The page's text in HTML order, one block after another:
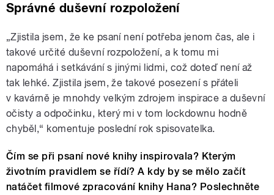
Správné duševní rozpoložení
„Zjistila jsem, že ke psaní není potřeba jenom čas, ale i
takové určité duševní rozpoložení, a k tomu mi
napomáhá i setkávání s jinými lidmi, což doteď není až
tak lehké. Zjistila jsem, že takové posezení s přáteli
v kavárně je mnohdy velkým zdrojem inspirace a duševní
očisty a odpočinku, který mi v tom lockdownu hodně
chyběl,“ komentuje poslední rok spisovatelka.
Čím se při psaní nové knihy inspirovala? Kterým
životním pravidlem se řídí? A kdy by se mělo začít
natáčet filmové zpracování knihy Hana? Poslechněte